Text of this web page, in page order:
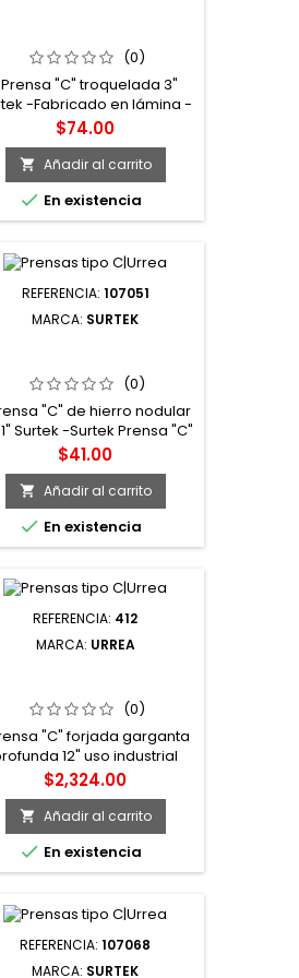
(0)
"C" troquelada 3"
-Fabricado en lámina -
Nervadura en los costados
que le proporciona
resistencia mayor -Marca
Surtek
Precio
$74.00
 Añadir al carrito
 En existencia
REFERENCIA: 107051
MARCA: SURTEK
(0)
"C" de hierro nodular
Surtek -Surtek Prensa "C"
de hierro nodular de 1" -
Pintura electrostática para
evitar la corrosión -Marca
Surtek
Precio
$41.00
 Añadir al carrito
 En existencia
REFERENCIA: 412
MARCA: URREA
PROFUNDA URREA
(0)
"C" forjada garganta
12" uso industrial
-Prensas "C" de cuerpo
y garganta profunda,
ideal como elemento de
en trabajos donde se
inmovilizar piezas y
maniobrar con mayor
usada en
e industria pesada.
Precio
$2,324.00
 Añadir al carrito
 En existencia
REFERENCIA: 107068
MARCA: SURTEK